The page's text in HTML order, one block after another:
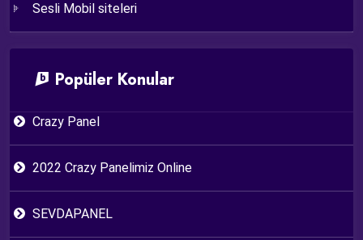
Sesli Mobil siteleri
Popüler Konular
Crazy Panel
2022 Crazy Panelimiz Online
SEVDAPANEL